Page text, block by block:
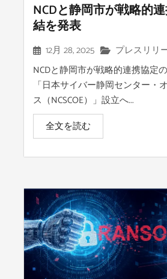
NCDと静岡市が戦略的
結を発表
12月 28, 2025
プレスリリ
NCDと静岡市が戦略的連携協定
「日本サイバー静岡センター・
ス（NCSCOE）」設立へ...
全文を読む